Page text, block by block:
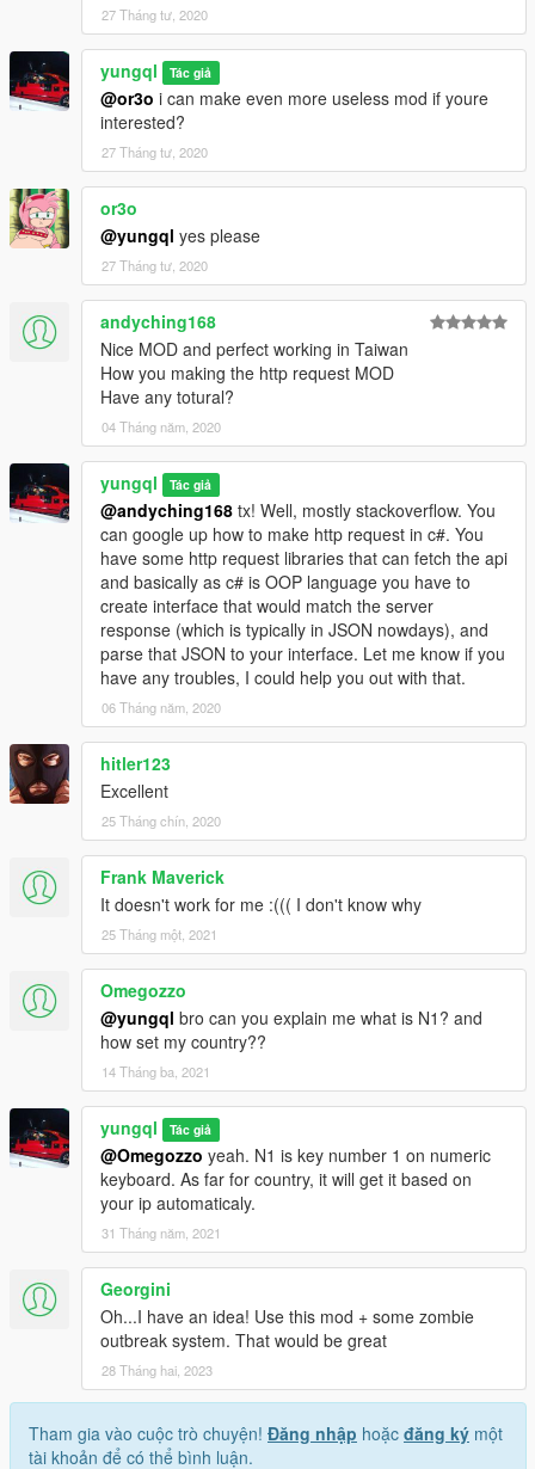
27 Tháng tư, 2020
yungql Tác giả
@or3o i can make even more useless mod if youre
interested?
27 Tháng tư, 2020
or3o
@yungql yes please
27 Tháng tư, 2020
andyching168
Nice MOD and perfect working in Taiwan
How you making the http request MOD
Have any totural?
04 Tháng năm, 2020
yungql Tác giả
@andyching168 tx! Well, mostly stackoverflow. You
can google up how to make http request in c#. You
have some http request libraries that can fetch the api
and basically as c# is OOP language you have to
create interface that would match the server
response (which is typically in JSON nowdays), and
parse that JSON to your interface. Let me know if you
have any troubles, I could help you out with that.
06 Tháng năm, 2020
hitler123
Excellent
25 Tháng chín, 2020
Frank Maverick
It doesn't work for me :((( I don't know why
25 Tháng một, 2021
Omegozzo
@yungql bro can you explain me what is N1? and
how set my country??
14 Tháng ba, 2021
yungql Tác giả
@Omegozzo yeah. N1 is key number 1 on numeric
keyboard. As far for country, it will get it based on
your ip automaticaly.
31 Tháng năm, 2021
Georgini
Oh...I have an idea! Use this mod + some zombie
outbreak system. That would be great
28 Tháng hai, 2023
Tham gia vào cuộc trò chuyện! Đăng nhập hoặc đăng ký một
tài khoản để có thể bình luận.